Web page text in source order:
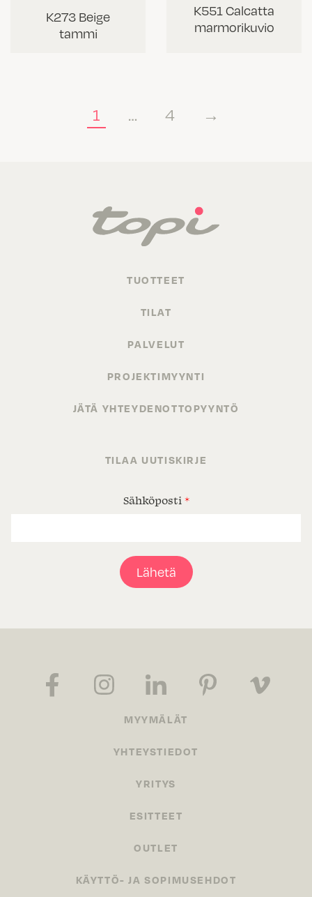
K273 Beige
tammi
K551 Calcatta
marmorikuvio
1 … 4 →
TUOTTEET
TILAT
PALVELUT
PROJEKTIMYYNTI
JÄTÄ YHTEYDENOTTOPYYNTÖ
TILAA UUTISKIRJE
Sähköposti *
Lähetä
MYYMÄLÄT
YHTEYSTIEDOT
YRITYS
ESITTEET
OUTLET
KÄYTTÖ- JA SOPIMUSEHDOT